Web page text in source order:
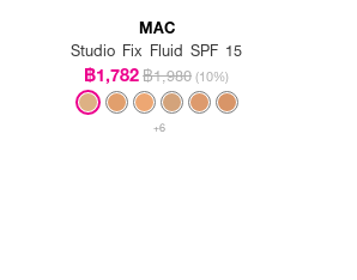
MAC
Studio Fix Fluid SPF 15
฿1,782฿1,980 (10%)
+6